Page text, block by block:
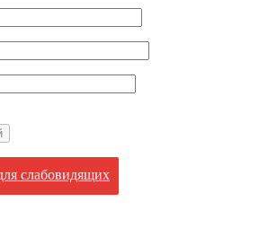
слабовидящих